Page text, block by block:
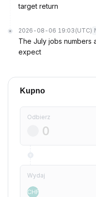
target return
2026-08-06 19:03 (UTC)
The July jobs numbers
expect
Kupno
Odbierz
Wydaj
CHF